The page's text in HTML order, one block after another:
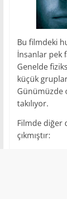
Bu filmdeki
İnsanlar pek
Genelde
küçük
Günümüzde
takılıyor.
Filmde diğer
çıkmıştır: